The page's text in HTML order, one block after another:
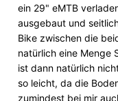
ein 29" eMTB
ausgebaut und
Bike zwischen die
natürlich eine Menge
ist dann natürlich
so leicht, da die
zumindest bei mir